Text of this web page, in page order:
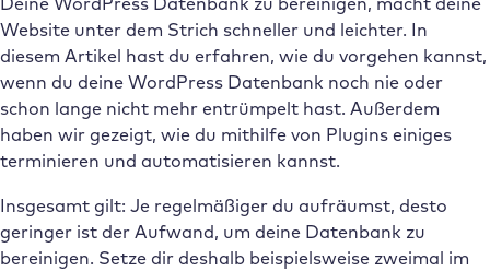
Website unter dem Strich schneller und leichter. In
diesem Artikel hast du erfahren, wie du vorgehen kannst,
wenn du deine WordPress Datenbank noch nie oder
schon lange nicht mehr entrümpelt hast. Außerdem
haben wir gezeigt, wie du mithilfe von Plugins einiges
terminieren und automatisieren kannst.
Insgesamt gilt: Je regelmäßiger du aufräumst, desto
geringer ist der Aufwand, um deine Datenbank zu
bereinigen. Setze dir deshalb beispielsweise zweimal im